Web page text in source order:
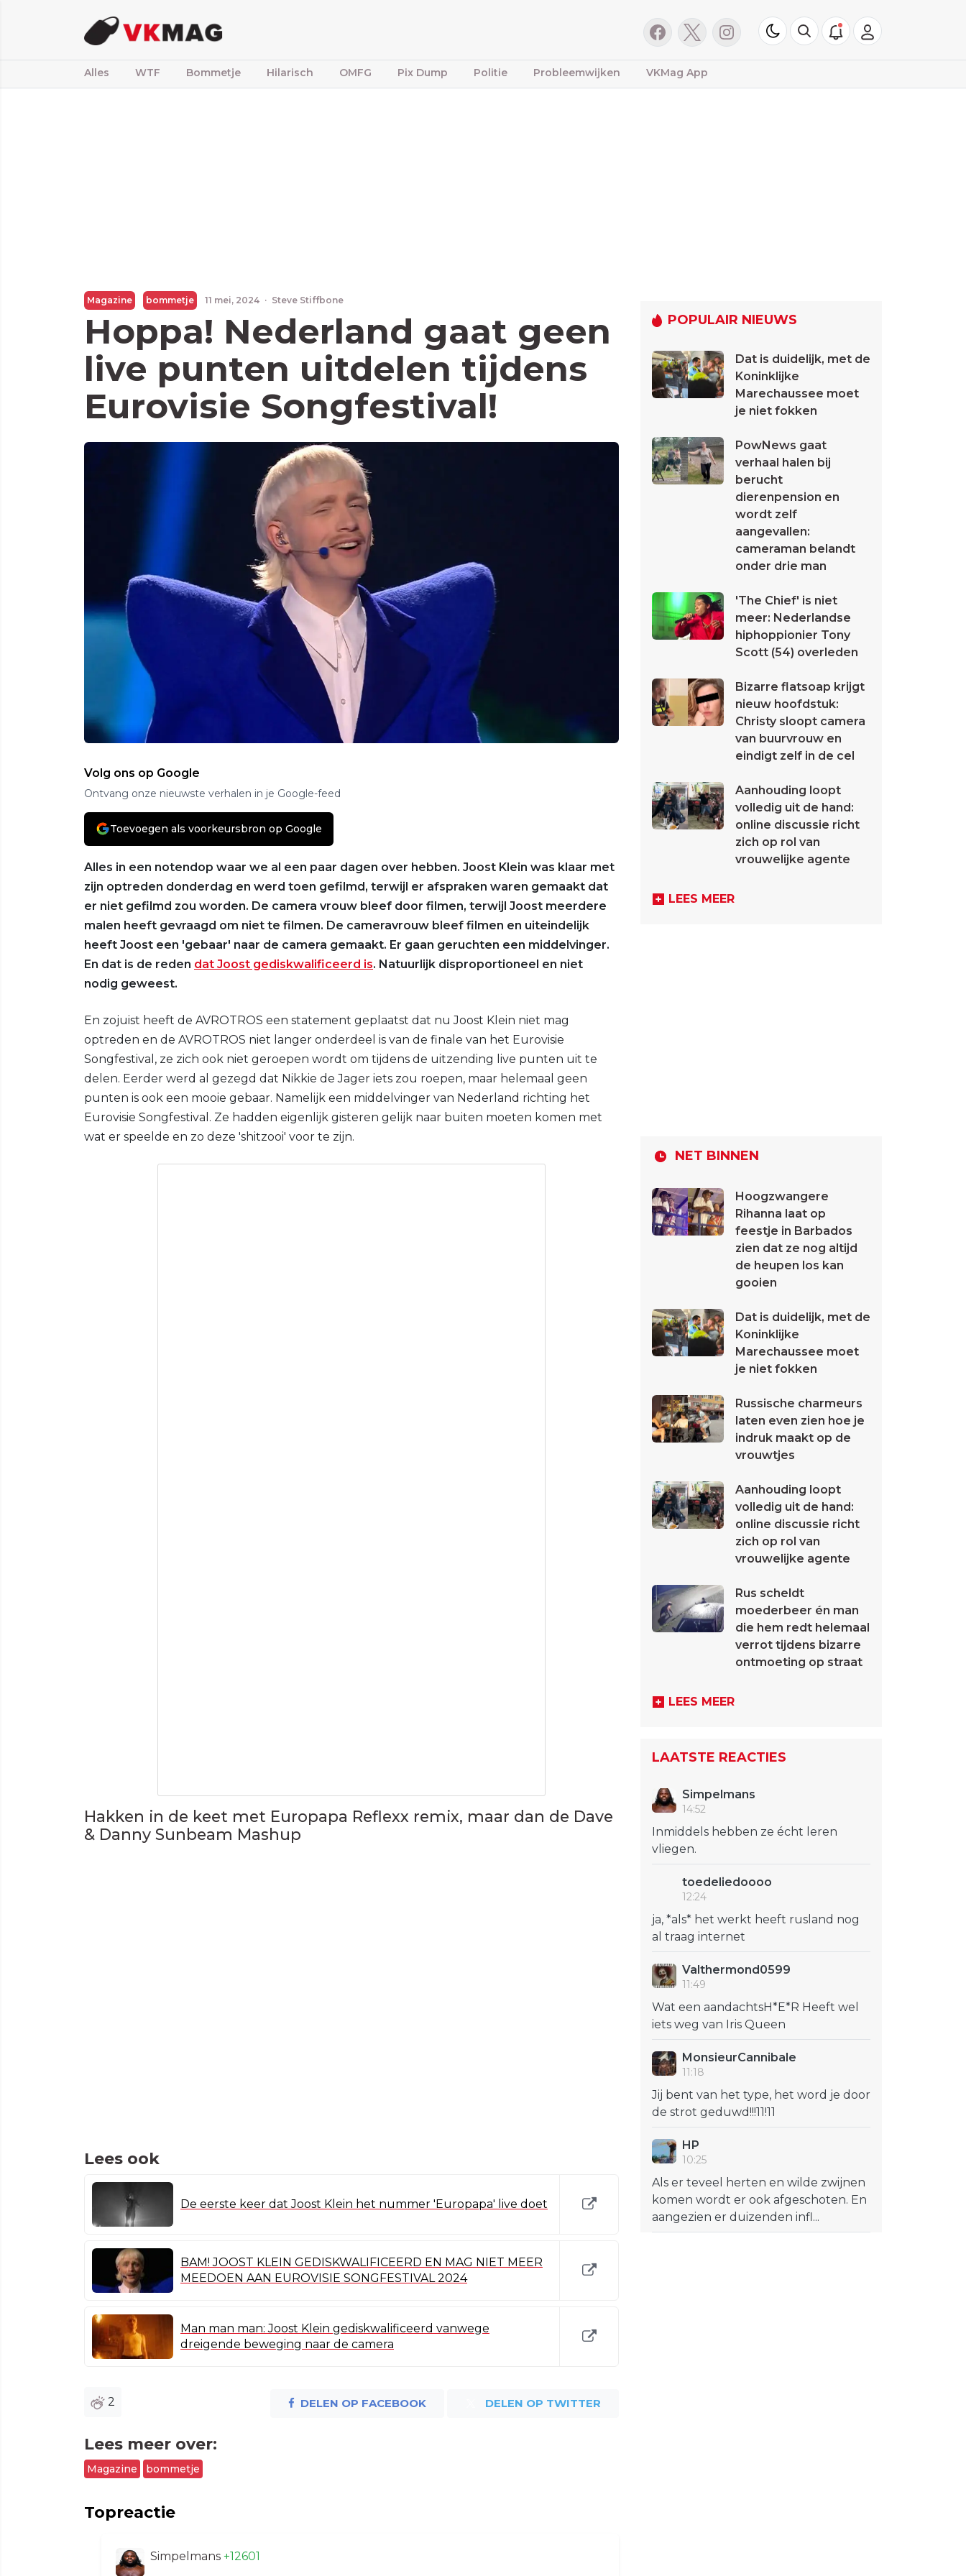
Alles WTF Bommetje Hilarisch OMFG Pix Dump Politie Probleemwijken VKMag App
Magazine bommetje 11 mei, 2024 · Steve Stiffbone
Hoppa! Nederland gaat geen
live punten uitdelen tijdens
Eurovisie Songfestival!
Volg ons op Google
Ontvang onze nieuwste verhalen in je Google-feed
Toevoegen als voorkeursbron op Google
Alles in een notendop waar we al een paar dagen over hebben. Joost Klein was klaar met
zijn optreden donderdag en werd toen gefilmd, terwijl er afspraken waren gemaakt dat
er niet gefilmd zou worden. De camera vrouw bleef door filmen, terwijl Joost meerdere
malen heeft gevraagd om niet te filmen. De cameravrouw bleef filmen en uiteindelijk
heeft Joost een 'gebaar' naar de camera gemaakt. Er gaan geruchten een middelvinger.
En dat is de reden dat Joost gediskwalificeerd is. Natuurlijk disproportioneel en niet
nodig geweest.
En zojuist heeft de AVROTROS een statement geplaatst dat nu Joost Klein niet mag
optreden en de AVROTROS niet langer onderdeel is van de finale van het Eurovisie
Songfestival, ze zich ook niet geroepen wordt om tijdens de uitzending live punten uit te
delen. Eerder werd al gezegd dat Nikkie de Jager iets zou roepen, maar helemaal geen
punten is ook een mooie gebaar. Namelijk een middelvinger van Nederland richting het
Eurovisie Songfestival. Ze hadden eigenlijk gisteren gelijk naar buiten moeten komen met
wat er speelde en zo deze 'shitzooi' voor te zijn.
Hakken in de keet met Europapa Reflexx remix, maar dan de Dave
& Danny Sunbeam Mashup
Lees ook
De eerste keer dat Joost Klein het nummer 'Europapa' live doet
BAM! JOOST KLEIN GEDISKWALIFICEERD EN MAG NIET MEER
MEEDOEN AAN EUROVISIE SONGFESTIVAL 2024
Man man man: Joost Klein gediskwalificeerd vanwege
dreigende beweging naar de camera
2 DELEN OP FACEBOOK DELEN OP TWITTER
Lees meer over:
Magazine bommetje
Topreactie
Simpelmans +12601
POPULAIR NIEUWS
Dat is duidelijk, met de
Koninklijke
Marechaussee moet
je niet fokken
PowNews gaat
verhaal halen bij
berucht
dierenpension en
wordt zelf
aangevallen:
cameraman belandt
onder drie man
'The Chief' is niet
meer: Nederlandse
hiphoppionier Tony
Scott (54) overleden
Bizarre flatsoap krijgt
nieuw hoofdstuk:
Christy sloopt camera
van buurvrouw en
eindigt zelf in de cel
Aanhouding loopt
volledig uit de hand:
online discussie richt
zich op rol van
vrouwelijke agente
LEES MEER
NET BINNEN
Hoogzwangere
Rihanna laat op
feestje in Barbados
zien dat ze nog altijd
de heupen los kan
gooien
Dat is duidelijk, met de
Koninklijke
Marechaussee moet
je niet fokken
Russische charmeurs
laten even zien hoe je
indruk maakt op de
vrouwtjes
Aanhouding loopt
volledig uit de hand:
online discussie richt
zich op rol van
vrouwelijke agente
Rus scheldt
moederbeer én man
die hem redt helemaal
verrot tijdens bizarre
ontmoeting op straat
LEES MEER
LAATSTE REACTIES
Simpelmans
14:52
Inmiddels hebben ze écht leren
vliegen.
toedeliedoooo
12:24
ja, *als* het werkt heeft rusland nog
al traag internet
Valthermond0599
11:49
Wat een aandachtsH*E*R Heeft wel
iets weg van Iris Queen
MonsieurCannibale
11:18
Jij bent van het type, het word je door
de strot geduwd!!!11!11
HP
10:25
Als er teveel herten en wilde zwijnen
komen wordt er ook afgeschoten. En
aangezien er duizenden infl...